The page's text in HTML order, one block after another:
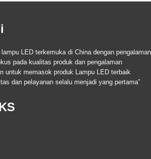
LED terkemuka di China dengan pengalaman
pada kualitas produk dan pengalaman
untuk memasok produk Lampu LED terbaik
dan pelayanan selalu menjadi yang pertama”